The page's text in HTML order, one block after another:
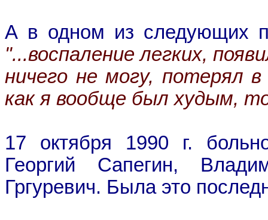
А в одном из следующих
"...воспаление легких,
ничего не могу, потерял
как я вообще был худым,
17 октября 1990 г.
Георгий Сапегин,
Гргуревич. Была это